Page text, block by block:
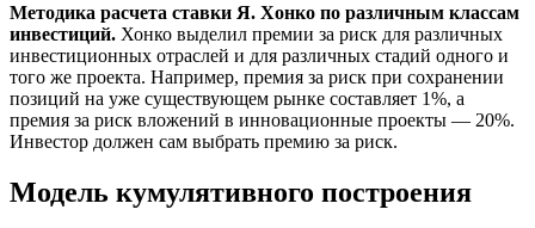
Методика расчета ставки Я. Хонко по различным классам
инвестиций. Хонко выделил премии за риск для различных
инвестиционных отраслей и для различных стадий одного и
того же проекта. Например, премия за риск при сохранении
позиций на уже существующем рынке составляет 1%, а
премия за риск вложений в инновационные проекты — 20%.
Инвестор должен сам выбрать премию за риск.
Модель кумулятивного построения